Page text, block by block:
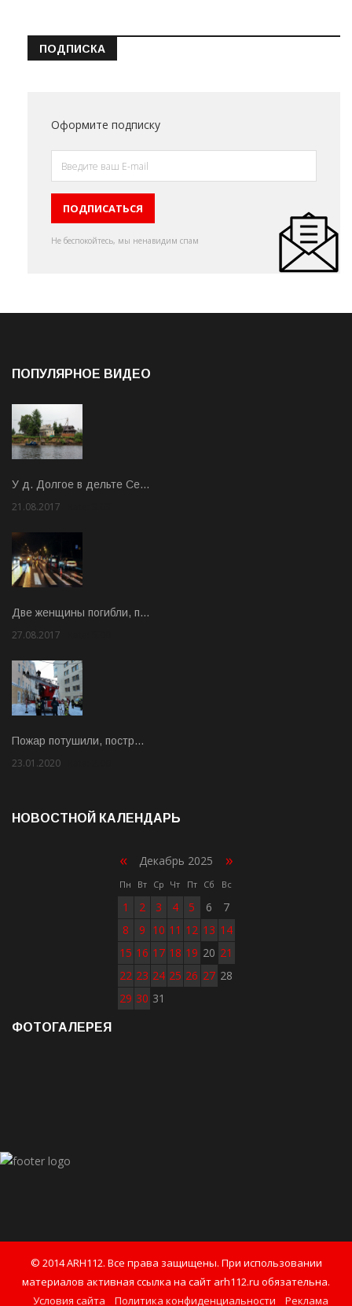
ПОДПИСКА
Оформите подписку
Не беспокойтесь, мы ненавидим спам
ПОПУЛЯРНОЕ ВИДЕО
У д. Долгое в дельте Се…
21.08.2017
Две женщины погибли, п…
27.08.2017
Пожар потушили, постр…
23.01.2020
НОВОСТНОЙ КАЛЕНДАРЬ
« Декабрь 2025 »
Пн Вт Ср Чт Пт Сб Вс
1 2 3 4 5 6
7
8
9 10 11 12 13 14
15 16 17 18 19 20 21
22 23 24 25 26 27 28
29 30 31
ФОТОГАЛЕРЕЯ
© 2014 ARH112. Все права защищены. При использовании
материалов активная ссылка на сайт arh112.ru обязательна.
Условия сайта
Политика конфиденциальности Реклама